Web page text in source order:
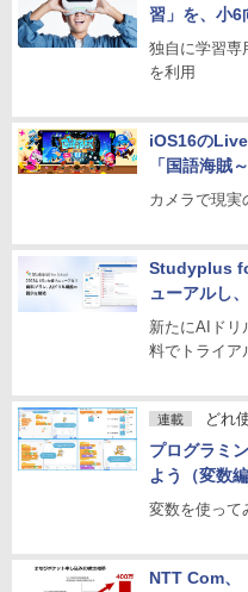
習」を、小6
独自に学習専
を利用
iOS16の
「国語海賊
カメラで現実
Studyplus
ューアルし
新たにAIドリ
料でトライア
連載 どれ
プログラミ
よう（変数
変数を使って
NTT Com、